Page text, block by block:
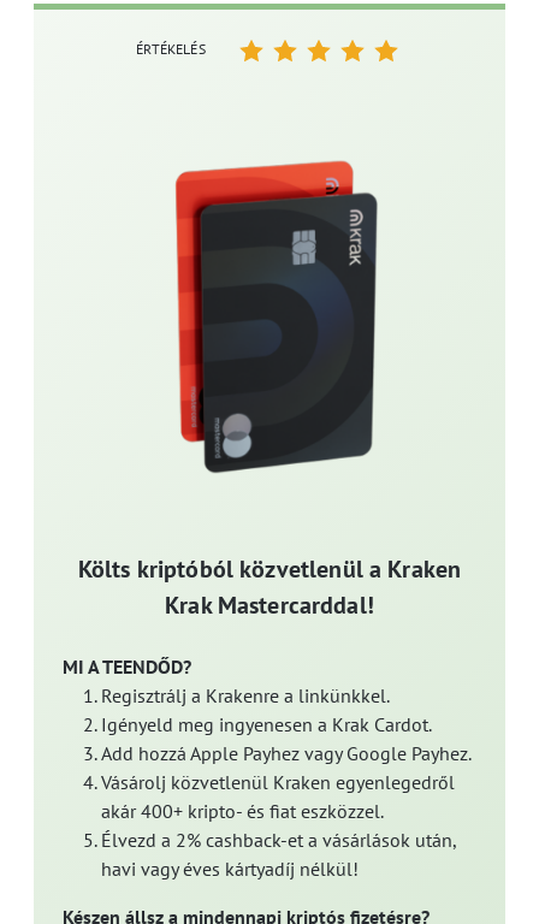
Költs kriptóból közvetlenül a Kraken
Krak Mastercarddal!
MI A TEENDŐD?
Regisztrálj a Krakenre a linkünkkel.
Igényeld meg ingyenesen a Krak Cardot.
Add hozzá Apple Payhez vagy Google Payhez.
Vásárolj közvetlenül Kraken egyenlegedről
akár 400+ kripto- és fiat eszközzel.
Élvezd a 2% cashback-et a vásárlások után,
havi vagy éves kártyadíj nélkül!
Készen állsz a mindennapi kriptós fizetésre?
ÉRTÉKELÉS